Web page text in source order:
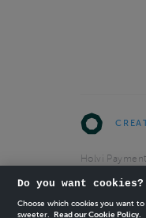
Holvi
Do you want cookies?
Choose which cookies you want
sweeter.
Read our Cookie Policy.